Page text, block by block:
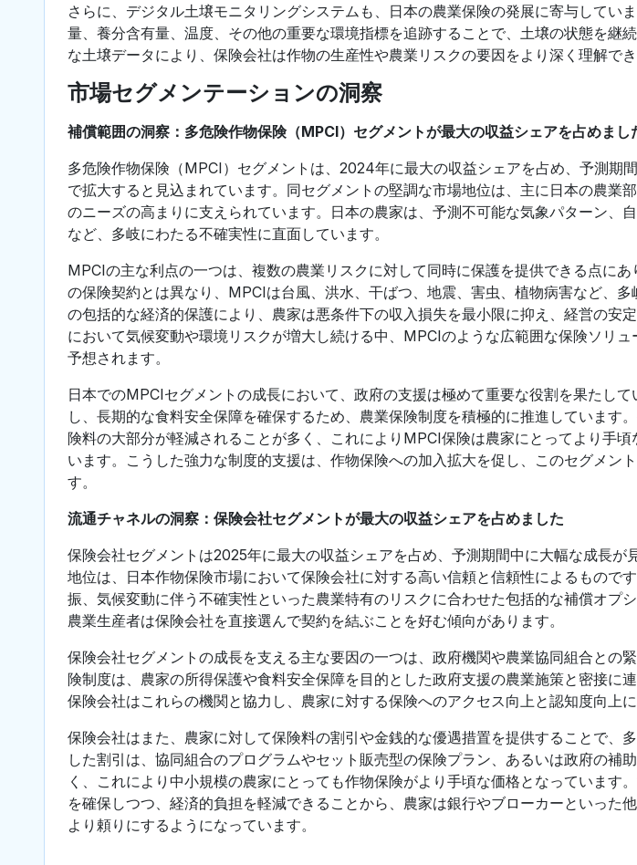
さらに、デジタル土壌モニタリングシステムも、日本の農業保険の発展に寄与してい
量、養分含有量、温度、その他の重要な環境指標を追跡することで、土壌の状態を継
な土壌データにより、保険会社は作物の生産性や農業リスクの要因をより深く理解でき
市場セグメンテーションの洞察
補償範囲の洞察：多危険作物保険（MPCI）セグメントが最大の収益シェアを占めまし
多危険作物保険（MPCI）セグメントは、2024年に最大の収益シェアを占め、予測期
で拡大すると見込まれています。同セグメントの堅調な市場地位は、主に日本の農業
のニーズの高まりに支えられています。日本の農家は、予測不可能な気象パターン、
など、多岐にわたる不確実性に直面しています。
MPCIの主な利点の一つは、複数の農業リスクに対して同時に保護を提供できる点に
の保険契約とは異なり、MPCIは台風、洪水、干ばつ、地震、害虫、植物病害など、多
の包括的な経済的保護により、農家は悪条件下の収入損失を最小限に抑え、経営の安
において気候変動や環境リスクが増大し続ける中、MPCIのような広範囲な保険ソリ
予想されます。
日本でのMPCIセグメントの成長において、政府の支援は極めて重要な役割を果たし
し、長期的な食料安全保障を確保するため、農業保険制度を積極的に推進しています
険料の大部分が軽減されることが多く、これによりMPCI保険は農家にとってより手
います。こうした強力な制度的支援は、作物保険への加入拡大を促し、このセグメン
す。
流通チャネルの洞察：保険会社セグメントが最大の収益シェアを占めました
保険会社セグメントは2025年に最大の収益シェアを占め、予測期間中に大幅な成長が
地位は、日本作物保険市場において保険会社に対する高い信頼と信頼性によるもので
振、気候変動に伴う不確実性といった農業特有のリスクに合わせた包括的な補償オプ
農業生産者は保険会社を直接選んで契約を結ぶことを好む傾向があります。
保険会社セグメントの成長を支える主な要因の一つは、政府機関や農業協同組合との
険制度は、農家の所得保護や食料安全保障を目的とした政府支援の農業施策と密接に
保険会社はこれらの機関と協力し、農家に対する保険へのアクセス向上と認知度向上に
保険会社はまた、農家に対して保険料の割引や金銭的な優遇措置を提供することで、
した割引は、協同組合のプログラムやセット販売型の保険プラン、あるいは政府の補
く、これにより中小規模の農家にとっても作物保険がより手頃な価格となっています
を確保しつつ、経済的負担を軽減できることから、農家は銀行やブローカーといった
より頼りにするようになっています。